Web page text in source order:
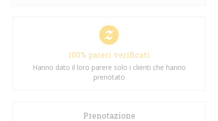
100% pareri verificati
Hanno dato il loro parere solo i clienti che hanno
prenotato
Prenotazione